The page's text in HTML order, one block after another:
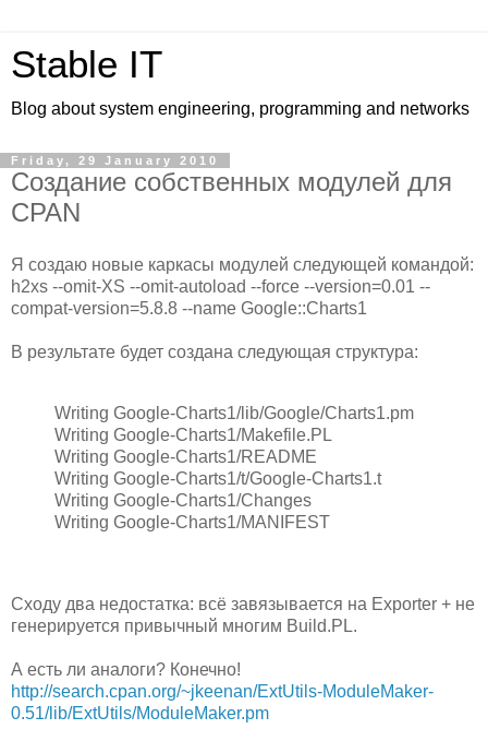
Stable IT
Blog about system engineering, programming and networks
Friday, 29 January 2010
Создание собственных модулей для
CPAN
Я создаю новые каркасы модулей следующей командой:
h2xs --omit-XS --omit-autoload --force --version=0.01 --
compat-version=5.8.8 --name Google::Charts1
В результате будет создана следующая структура:
Writing Google-Charts1/lib/Google/Charts1.pm
Writing Google-Charts1/Makefile.PL
Writing Google-Charts1/README
Writing Google-Charts1/t/Google-Charts1.t
Writing Google-Charts1/Changes
Writing Google-Charts1/MANIFEST
Сходу два недостатка: всё завязывается на Exporter + не
генерируется привычный многим Build.PL.
А есть ли аналоги? Конечно!
http://search.cpan.org/~jkeenan/ExtUtils-ModuleMaker-
0.51/lib/ExtUtils/ModuleMaker.pm